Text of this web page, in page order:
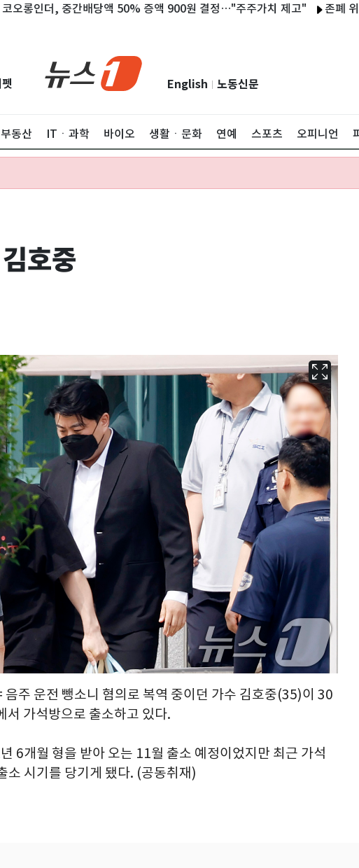
, 중간배당액 50% 증액 900원 결정…"주주가치 제고" 존폐 위기 넘긴
English 노동신문
부동산 ITㆍ과학 바이오 생활ㆍ문화 연예 스포츠 오피니언
호중
주 운전 뺑소니 혐의로 복역 중이던 가수 김호중(35)이 30
서 가석방으로 출소하고 있다.
6개월 형을 받아 오는 11월 출소 예정이었지만 최근 가석
소 시기를 당기게 됐다. (공동취재)